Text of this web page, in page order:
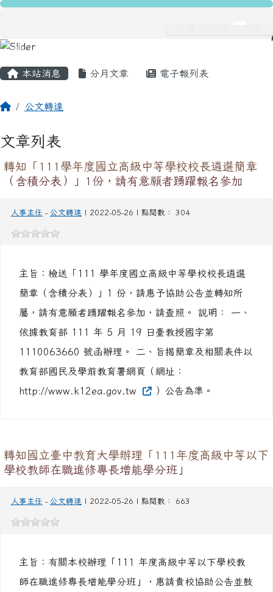
跳至主內容區
龍安國民小學
本站消息 分月文章 電子報列表
回首頁公文轉達
文章列表
轉知「111學年度國立高級中等學校校長遴選簡章
（含積分表）」1份，請有意願者踴躍報名參加
人事主任 - 公文轉達 | 2022-05-26 | 點閱數： 304
主旨：檢送「111 學年度國立高級中等學校校長遴選
簡章（含積分表）」1 份，請惠予協助公告並轉知所
屬，請有意願者踴躍報名參加，請查照。 說明： 一、
依據教育部 111 年 5 月 19 日臺教授國字第
1110063660 號函辦理。 二、旨揭簡章及相關表件以
教育部國民及學前教育署網頁（網址：
http://www.k12ea.gov.tw
）公告為準。
轉知國立臺中教育大學辦理「111年度高級中等以下
學校教師在職進修專長增能學分班」
人事主任 - 公文轉達 | 2022-05-26 | 點閱數： 663
主旨：有關本校辦理「111 年度高級中等以下學校教
師在職進修專長增能學分班」，惠請貴校協助公告並鼓